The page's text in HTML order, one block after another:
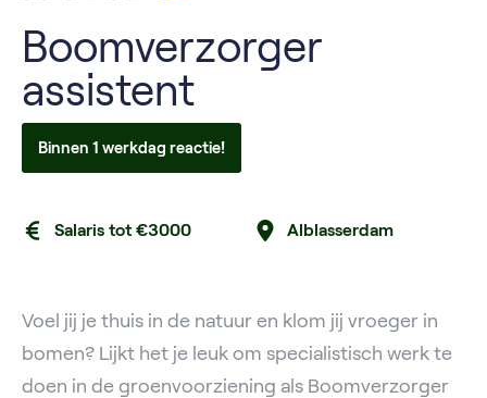
Boomverzorger
assistent
Binnen 1 werkdag reactie!
Salaris tot €3000 Alblasserdam
Voel jij je thuis in de natuur en klom jij vroeger in
bomen? Lijkt het je leuk om specialistisch werk te
doen in de groenvoorziening als Boomverzorger